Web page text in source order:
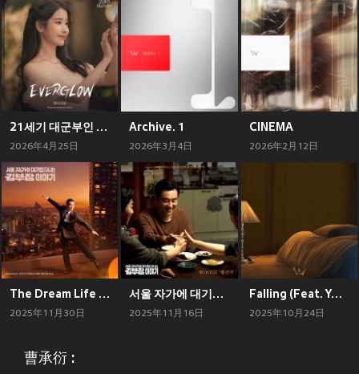
21세기 대군부인 OST Part.6
2026年4月25日
Archive. 1
2026年3月4日
CINEMA
2026年2月12日
The Dream Life of Mr.Kim (Original Television Soundtrack)
2025年11月30日
서울 자가에 대기업 다니는 김 부장 이야기 OST Part.3 (The Dream Life of Mr.Kim OST Part.3)
2025年11月16日
Falling (Feat. Young K (DAY6))
2025年10月24日
曹承衍 :